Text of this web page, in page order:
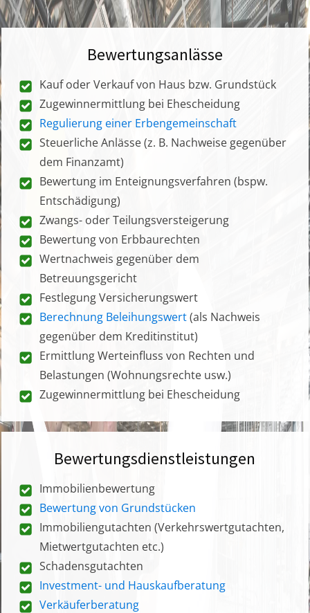
Bewertungsanlässe
Kauf oder Verkauf von Haus bzw. Grundstück
Zugewinnermittlung bei Ehescheidung
Regulierung einer Erbengemeinschaft
Steuerliche Anlässe (z. B. Nachweise gegenüber
dem Finanzamt)
Bewertung im Enteignungsverfahren (bspw.
Entschädigung)
Zwangs- oder Teilungsversteigerung
Bewertung von Erbbaurechten
Wertnachweis gegenüber dem
Betreuungsgericht
Festlegung Versicherungswert
Berechnung Beleihungswert(als Nachweis
gegenüber dem Kreditinstitut)
Ermittlung Werteinfluss von Rechten und
Belastungen (Wohnungsrechte usw.)
Zugewinnermittlung bei Ehescheidung
Bewertungsdienstleistungen
Immobilienbewertung
Bewertung von Grundstücken
Immobiliengutachten (Verkehrswertgutachten,
Mietwertgutachten etc.)
Schadensgutachten
Investment- und Hauskaufberatung
Verkäuferberatung